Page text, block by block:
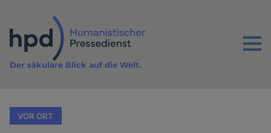
Inhalt
Menu
Der säkulare Blick auf die Welt.
VOR ORT